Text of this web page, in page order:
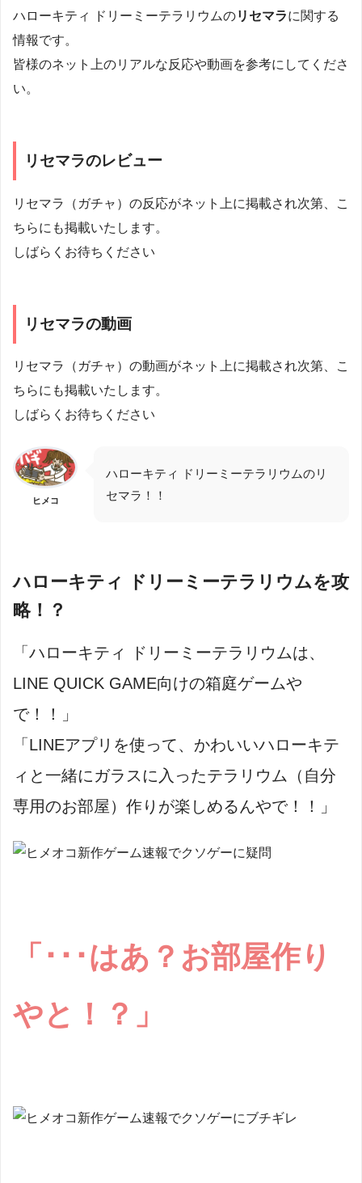
ハローキティ ドリーミーテラリウムのリセマラに関する
情報です。
皆様のネット上のリアルな反応や動画を参考にしてくださ
い。
リセマラのレビュー
リセマラ（ガチャ）の反応がネット上に掲載され次第、こ
ちらにも掲載いたします。
しばらくお待ちください
リセマラの動画
リセマラ（ガチャ）の動画がネット上に掲載され次第、こ
ちらにも掲載いたします。
しばらくお待ちください
ヒメコ
ハローキティ ドリーミーテラリウムのリ
セマラ！！
ハローキティ ドリーミーテラリウムを攻
略！？
「ハローキティ ドリーミーテラリウムは、
LINE QUICK GAME向けの箱庭ゲームや
で！！」
「LINEアプリを使って、かわいいハローキテ
ィと一緒にガラスに入ったテラリウム（自分
専用のお部屋）作りが楽しめるんやで！！」
「･･･はあ？お部屋作り
やと！？」